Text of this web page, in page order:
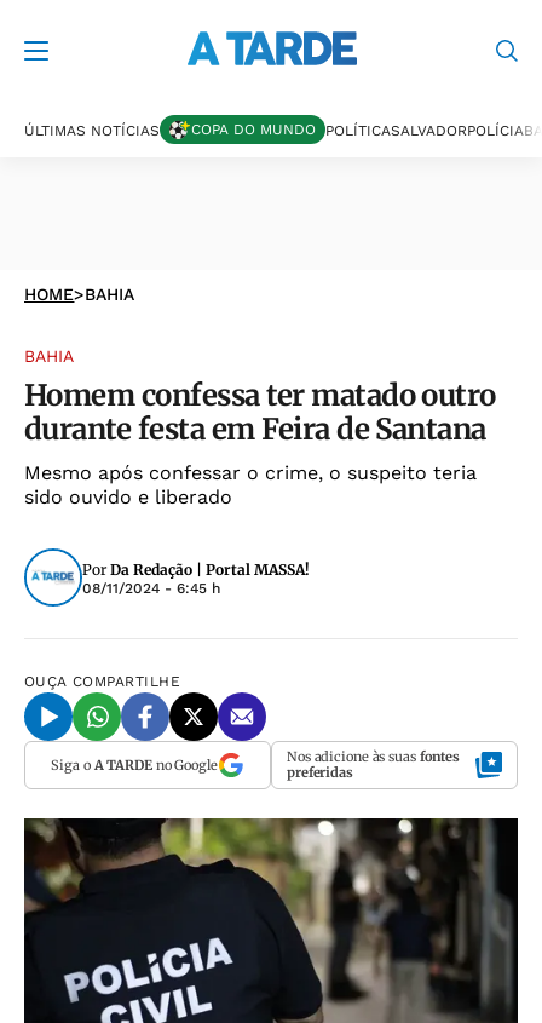
ÚLTIMAS NOTÍCIAS COPA DO MUNDO POLÍTICASALVADORPOLÍCIA
HOME>BAHIA
BAHIA
Homem confessa ter matado outro
durante festa em Feira de Santana
Mesmo após confessar o crime, o suspeito teria
sido ouvido e liberado
Por Da Redação | Portal MASSA!
08/11/2024 - 6:45 h
OUÇA COMPARTILHE
Siga o A TARDEno Google Nos adicione às suas fontes
preferidas